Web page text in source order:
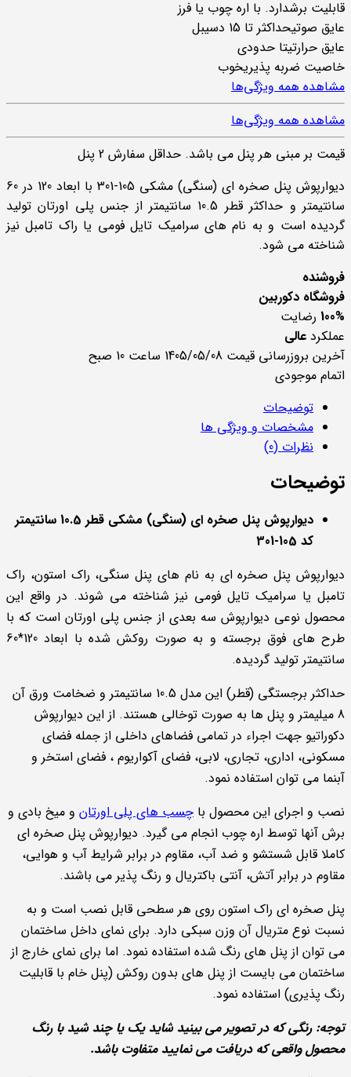
قابلیت برشدارد. با اره چوب یا فرز
عایق صوتیحداکثر تا 15 دسیبل
عایق حرارتیتا حدودی
خاصیت ضربه پذیریخوب
مشاهده همه ویژگی‌ها
مشاهده همه ویژگی‌ها
قیمت بر مبنی هر پنل می باشد. حداقل سفارش 2 پنل
دیوارپوش پنل صخره ای (سنگی) مشکی 105-301 با ابعاد 120 در 60
سانتیمتر و حداکثر قطر 10.5 سانتیمتر از جنس پلی اورتان تولید
گردیده است و به نام های سرامیک تایل فومی یا راک تامبل نیز
شناخته می شود.
فروشنده
فروشگاه دکوربین
100% رضایت
عملکرد عالی
آخرین بروزرسانی قیمت 1405/05/08 ساعت 10 صبح
اتمام موجودی
توضیحات
مشخصات و ویژگی ها
نظرات (0)
توضیحات
دیوارپوش پنل صخره ای (سنگی) مشکی قطر 10.5 سانتیمتر
کد 105-301
دیوارپوش پنل صخره ای به نام های پنل سنگی، راک استون، راک
تامبل یا سرامیک تایل فومی نیز شناخته می شوند. در واقع این
محصول نوعی دیوارپوش سه بعدی از جنس پلی اورتان است که با
طرح های فوق برجسته و به صورت روکش شده با ابعاد 120*60
سانتیمتر تولید گردیده.
حداکثر برجستگی (قطر) این مدل 10.5 سانتیمتر و ضخامت ورق آن
8 میلیمتر و پنل ها به صورت توخالی هستند. از این دیوارپوش
دکوراتیو جهت اجراء در تمامی فضاهای داخلی از جمله فضای
مسکونی، اداری، تجاری، لابی، فضای آکواریوم ، فضای استخر و
آبنما می توان استفاده نمود.
نصب و اجرای این محصول با چسب های پلی اورتان و میخ بادی و
برش آنها توسط اره چوب انجام می گیرد. دیوارپوش پنل صخره ای
کاملا قابل شستشو و ضد آب، مقاوم در برابر شرایط آب و هوایی،
مقاوم در برابر آتش، آنتی باکتریال و رنگ پذیر می باشند.
پنل صخره ای راک استون روی هر سطحی قابل نصب است و به
نسبت نوع متریال آن وزن سبکی دارد. برای نمای داخل ساختمان
می توان از پنل های رنگ شده استفاده نمود. اما برای نمای خارج از
ساختمان می بایست از پنل های بدون روکش (پنل خام با قابلیت
رنگ پذیری) استفاده نمود.
توجه: رنگی که در تصویر می بینید شاید یک یا چند شید با رنگ
محصول واقعی که دریافت می نمایید متفاوت باشد.